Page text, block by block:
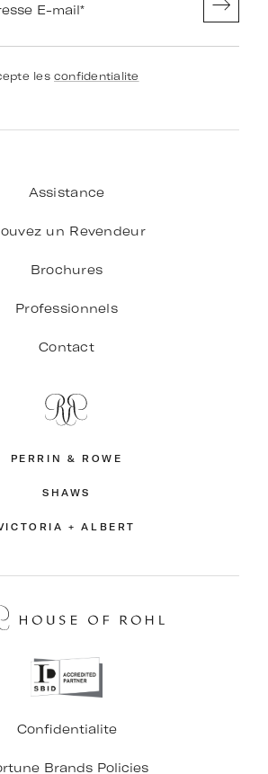
E-mail*
les confidentialite
Assistance
un Revendeur
Brochures
Professionnels
Contact
PERRIN & ROWE
SHAWS
+ ALBERT
Confidentialite
Brands Policies